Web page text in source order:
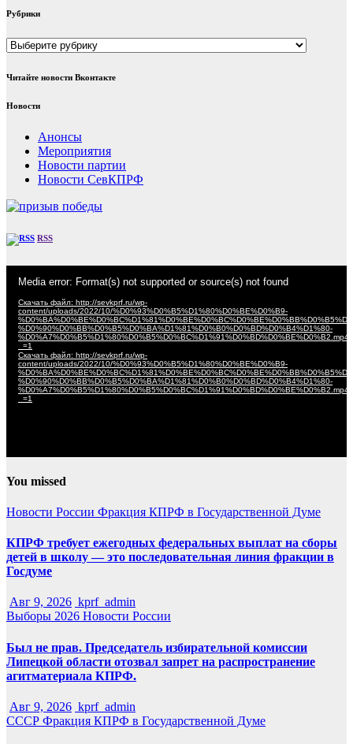
Рубрики
Рубрики
Читайте новости Вконтакте
Новости
Анонсы
Мероприятия
Новости партии
Новости СевКПРФ
RSS
Media error: Format(s) not supported or source(s) not found
Скачать файл: http://sevkprf.ru/wp-
content/uploads/2022/10/%D0%93%D0%B5%D1%80%D0%BE%D0%B9-
%D0%90%D0%BB%D0%B5%D0%BA%D1%81%D0%B0%D0%BD%D0%B4%D1%80-
%D0%A7%D0%B5%D1%80%D0%B5%D0%BC%D1%91%D0%BD%D0%BE%D0%B2.mp4?
_=1
Скачать файл: http://sevkprf.ru/wp-
content/uploads/2022/10/%D0%93%D0%B5%D1%80%D0%BE%D0%B9-
%D0%90%D0%BB%D0%B5%D0%BA%D1%81%D0%B0%D0%BD%D0%B4%D1%80-
%D0%A7%D0%B5%D1%80%D0%B5%D0%BC%D1%91%D0%BD%D0%BE%D0%B2.mp4?
_=1
You missed
Новости России Фракция КПРФ в Государственной Думе
КПРФ требует ежегодных федеральных выплат на сборы
детей в школу — это последовательная линия фракции в
Госдуме
Авг 9, 2026 kprf_admin
Выборы 2026 Новости России
Был не прав. Председатель избирательной комиссии
Липецкой области отозвал запрет на распространение
агитматериала КПРФ.
Авг 9, 2026 kprf_admin
СССР Фракция КПРФ в Государственной Думе